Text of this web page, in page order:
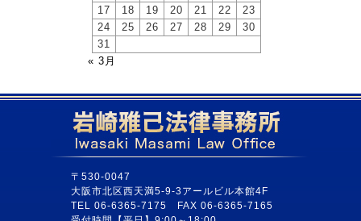
17
18 19 20 21 22
23
24
25 26 27 28 29
30
31
« 3月
〒530-0047
大阪市北区西天満5-9-3アールビル本館4F
TEL 06-6365-7175 FAX 06-6365-7165